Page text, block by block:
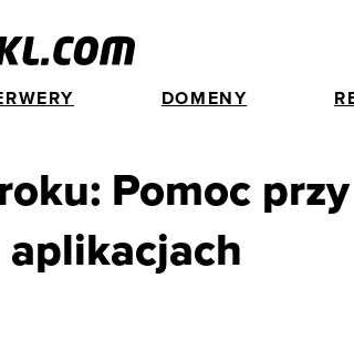
DOMENY
Pomoc przy